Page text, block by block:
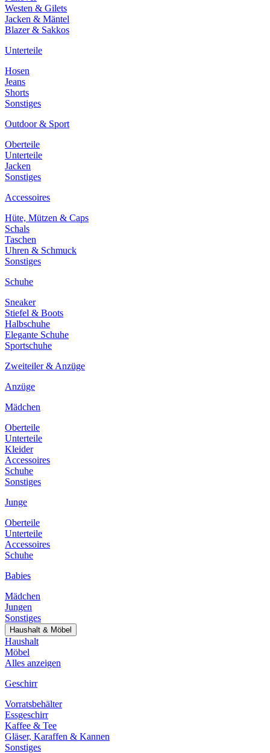
Westen & Gilets
Jacken & Mäntel
Blazer & Sakkos
Unterteile
Hosen
Jeans
Shorts
Sonstiges
Outdoor & Sport
Oberteile
Unterteile
Jacken
Sonstiges
Accessoires
Hüte, Mützen & Caps
Schals
Taschen
Uhren & Schmuck
Sonstiges
Schuhe
Sneaker
Stiefel & Boots
Halbschuhe
Elegante Schuhe
Sportschuhe
Zweiteiler & Anzüge
Anzüge
Mädchen
Oberteile
Unterteile
Kleider
Accessoires
Schuhe
Sonstiges
Junge
Oberteile
Unterteile
Accessoires
Schuhe
Babies
Mädchen
Jungen
Sonstiges
Haushalt & Möbel
Haushalt
Möbel
Alles anzeigen
Geschirr
Vorratsbehälter
Essgeschirr
Kaffee & Tee
Gläser, Karaffen & Kannen
Sonstiges